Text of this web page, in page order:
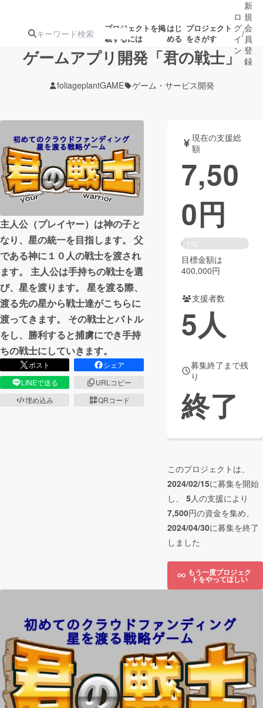
プロジェクトを掲
載するには
はじ
める
プロジェクト
をさがす
アート・写真
テクノロジー・ガジェット ゲーム・サ
映像・映画
ビジネス・起業 チャレンジ
まちづくり・地域活性化
CAMPFIRE for Social Good CAMPFIRE Creation
CAMPFIREふるさと納税machi-ya コミュニティ
ロ
グ
イ
ン
/
新
規
会
員
登
録
ゲームアプリ開発「君の戦士」
foliageplantGAME ゲーム・サービス開発
主人公（プレイヤー）は神の子と
なり、星の統一を目指します。 父
である神に１０人の戦士を渡され
ます。 主人公は手持ちの戦士を選
び、星を渡ります。 星を渡る際、
渡る先の星から戦士達がこちらに
渡ってきます。 その戦士とバトル
をし、勝利すると捕虜にでき手持
ちの戦士にしていきます。
ポスト
シェア
LINEで送る
URLコピー
埋め込み
QRコード
現在の支援総
額
7,50
0円
1%
目標金額は
400,000円
支援者数
5人
募集終了まで残
り
終了
このプロジェクトは、
2024/02/15に募集を開始
し、 5人の支援により
7,500円の資金を集め、
2024/04/30に募集を終了
しました
もう一度プロジェク
トをやってほしい